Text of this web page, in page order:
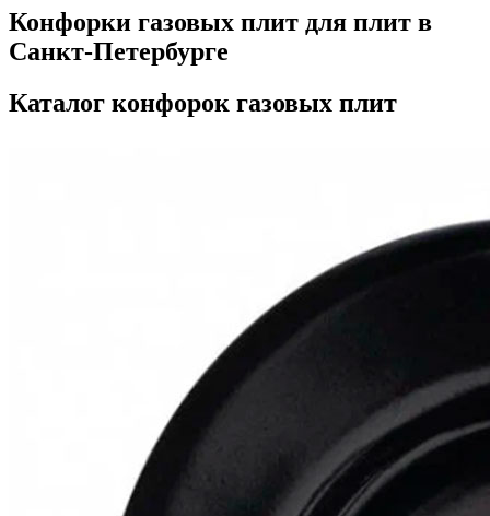
Конфорки газовых плит для плит в
Санкт-Петербурге
Каталог конфорок газовых плит